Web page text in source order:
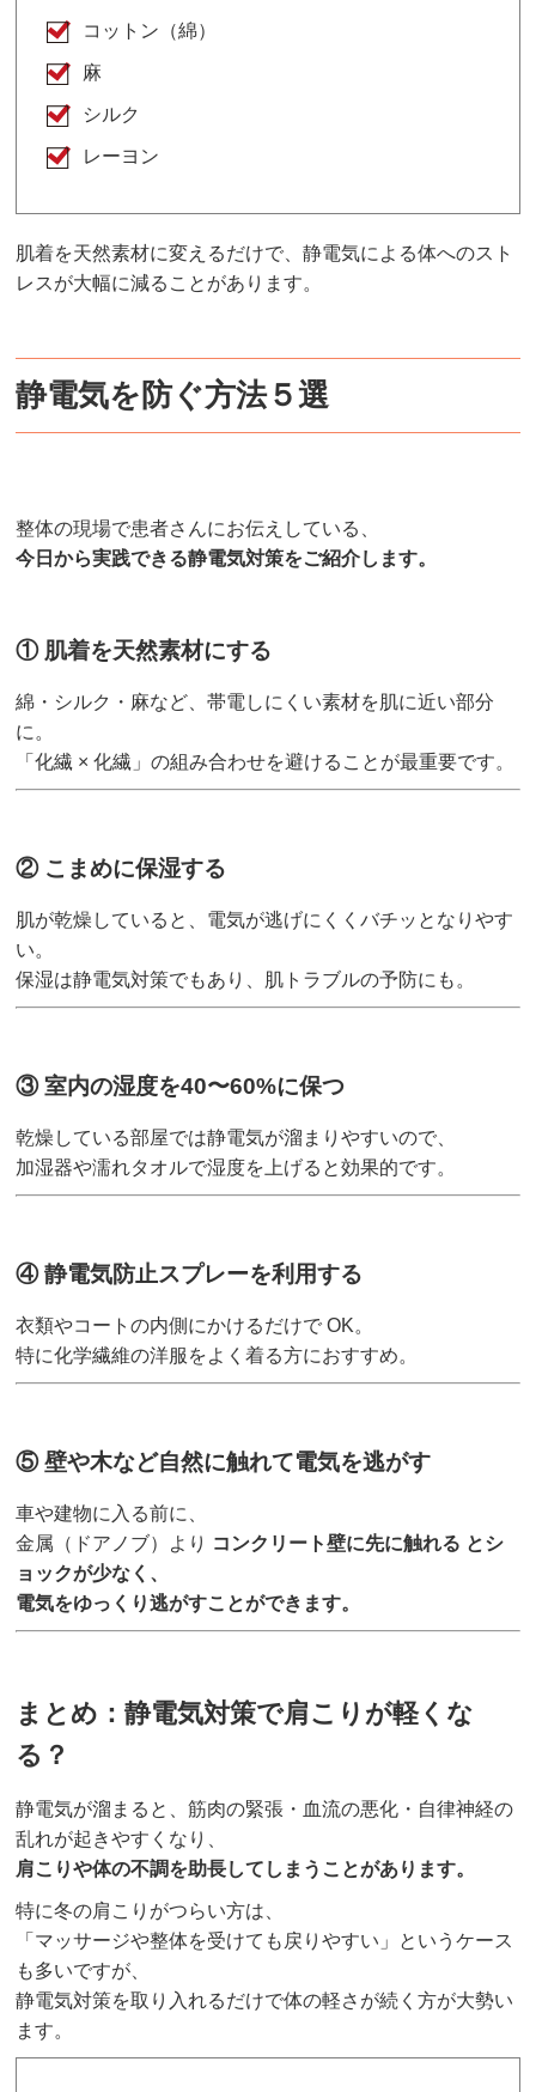
コットン（綿）
麻
シルク
レーヨン
肌着を天然素材に変えるだけで、静電気による体へのスト
レスが大幅に減ることがあります。
静電気を防ぐ方法５選
整体の現場で患者さんにお伝えしている、
今日から実践できる静電気対策をご紹介します。
① 肌着を天然素材にする
綿・シルク・麻など、帯電しにくい素材を肌に近い部分
に。
「化繊 × 化繊」の組み合わせを避けることが最重要です。
② こまめに保湿する
肌が乾燥していると、電気が逃げにくくバチッとなりやす
い。
保湿は静電気対策でもあり、肌トラブルの予防にも。
③ 室内の湿度を40〜60%に保つ
乾燥している部屋では静電気が溜まりやすいので、
加湿器や濡れタオルで湿度を上げると効果的です。
④ 静電気防止スプレーを利用する
衣類やコートの内側にかけるだけで OK。
特に化学繊維の洋服をよく着る方におすすめ。
⑤ 壁や木など自然に触れて電気を逃がす
車や建物に入る前に、
金属（ドアノブ）より コンクリート壁に先に触れる とシ
ョックが少なく、
電気をゆっくり逃がすことができます。
まとめ：静電気対策で肩こりが軽くな
る？
静電気が溜まると、筋肉の緊張・血流の悪化・自律神経の
乱れが起きやすくなり、
肩こりや体の不調を助長してしまうことがあります。
特に冬の肩こりがつらい方は、
「マッサージや整体を受けても戻りやすい」というケース
も多いですが、
静電気対策を取り入れるだけで体の軽さが続く方が大勢い
ます。